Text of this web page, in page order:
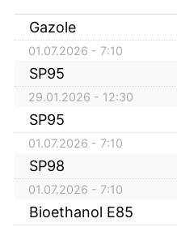
Gazole
01.07.2026 - 7:10
SP95
29.01.2026 - 12:30
SP95
01.07.2026 - 7:10
SP98
01.07.2026 - 7:10
Bioethanol E85